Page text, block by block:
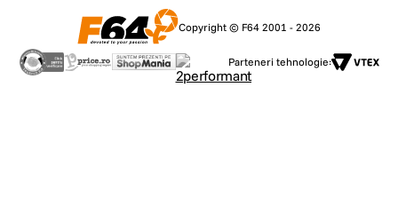
Copyright © F64 2001 - 2026
Parteneri tehnologie: